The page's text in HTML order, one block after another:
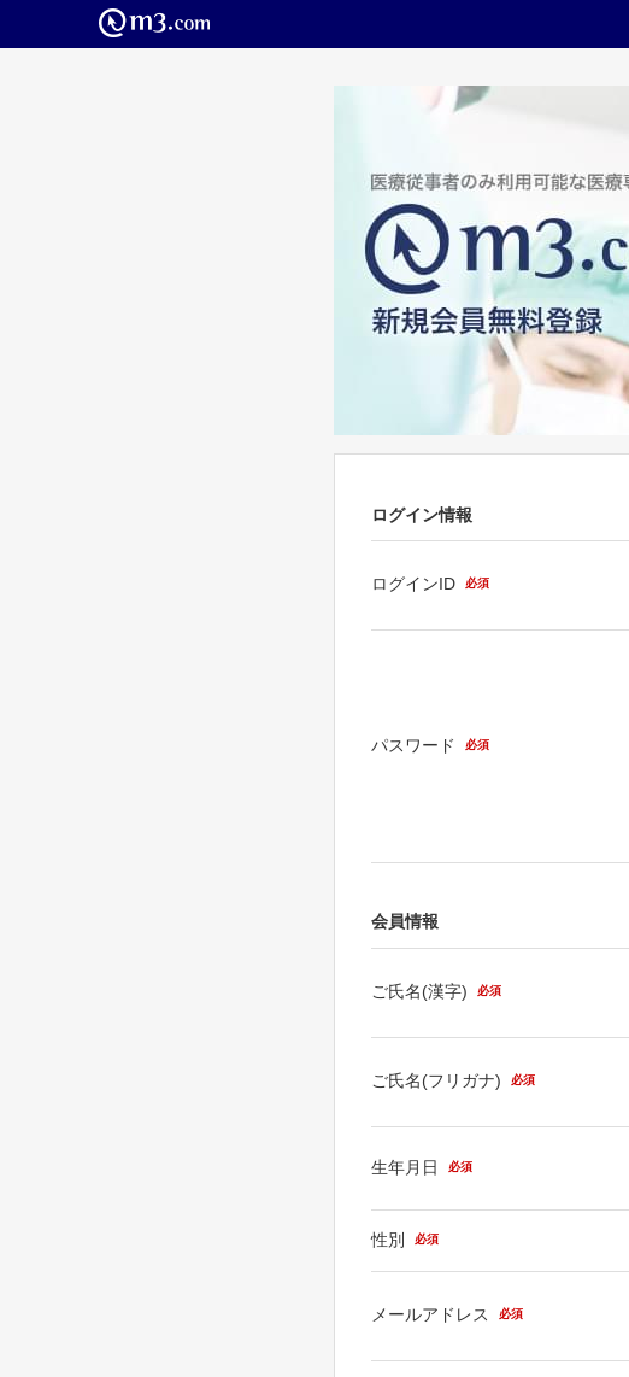
ログイン情報
ログインID 必須
パスワード 必須
会員情報
ご氏名(漢字) 必須
ご氏名(フリガナ) 必須
生年月日 必須
性別 必須
メールアドレス 必須